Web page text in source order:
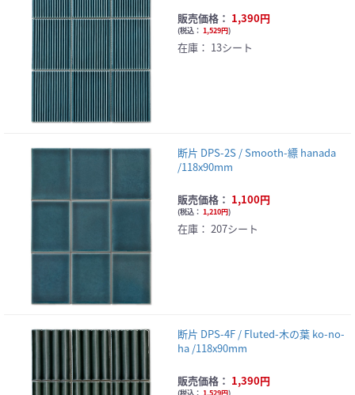
販売価格： 1,390円
(税込： 1,529円)
在庫： 13シート
断片 DPS-2S / Smooth-縹 hanada
/118x90mm
販売価格： 1,100円
(税込： 1,210円)
在庫： 207シート
断片 DPS-4F / Fluted-木の葉 ko-no-
ha /118x90mm
販売価格： 1,390円
(税込： 1,529円)